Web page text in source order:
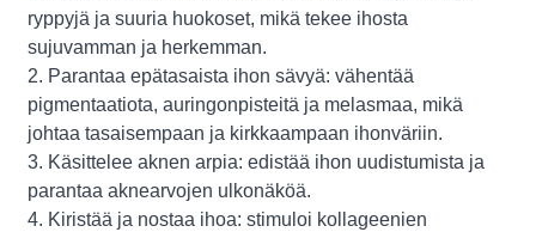
ryppyjä ja suuria huokoset, mikä tekee ihosta
sujuvamman ja herkemman.
2. Parantaa epätasaista ihon sävyä: vähentää
pigmentaatiota, auringonpisteitä ja melasmaa, mikä
johtaa tasaisempaan ja kirkkaampaan ihonväriin.
3. Käsittelee aknen arpia: edistää ihon uudistumista ja
parantaa aknearvojen ulkonäköä.
4. Kiristää ja nostaa ihoa: stimuloi kollageenien